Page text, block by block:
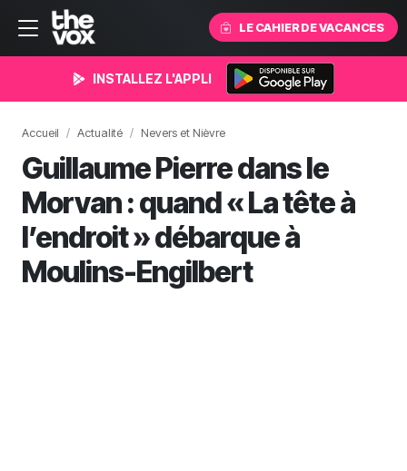
LE CAHIER DE VACANCES
INSTALLEZ L'APPLI
Accueil Actualité Nevers et Nièvre
Guillaume Pierre dans le
Morvan : quand « La tête à
l’endroit » débarque à
Moulins-Engilbert